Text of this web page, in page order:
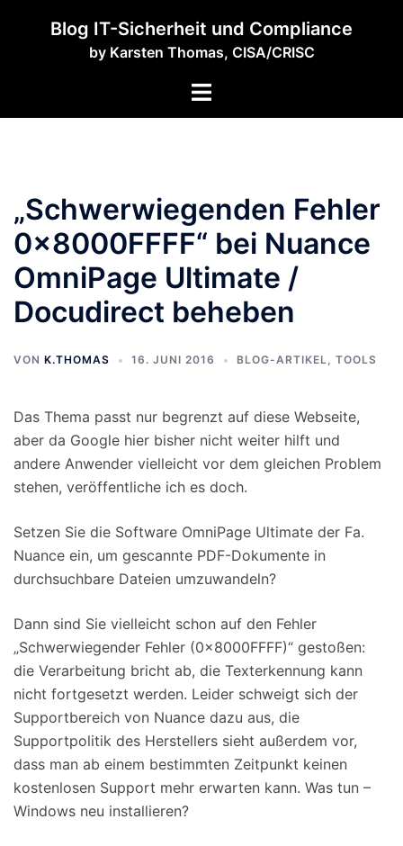
Blog IT-Sicherheit und Compliance
by Karsten Thomas, CISA/CRISC
Menü
„Schwerwiegenden Fehler
0x8000FFFF“ bei Nuance
OmniPage Ultimate /
Docudirect beheben
VON K.THOMAS 16. JUNI 2016 BLOG-ARTIKEL, TOOLS
Das Thema passt nur begrenzt auf diese Webseite,
aber da Google hier bisher nicht weiter hilft und
andere Anwender vielleicht vor dem gleichen Problem
stehen, veröffentliche ich es doch.
Setzen Sie die Software OmniPage Ultimate der Fa.
Nuance ein, um gescannte PDF-Dokumente in
durchsuchbare Dateien umzuwandeln?
Dann sind Sie vielleicht schon auf den Fehler
„Schwerwiegender Fehler (0x8000FFFF)“ gestoßen:
die Verarbeitung bricht ab, die Texterkennung kann
nicht fortgesetzt werden. Leider schweigt sich der
Supportbereich von Nuance dazu aus, die
Supportpolitik des Herstellers sieht außerdem vor,
dass man ab einem bestimmten Zeitpunkt keinen
kostenlosen Support mehr erwarten kann. Was tun –
Windows neu installieren?